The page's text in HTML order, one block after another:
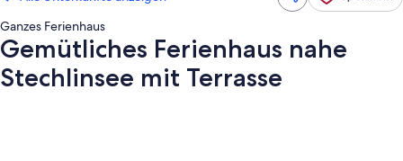
Ganzes Ferienhaus
Gemütliches Ferienhaus nahe
Stechlinsee mit Terrasse